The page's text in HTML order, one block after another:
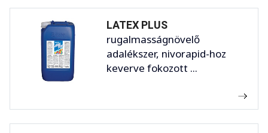
LATEX PLUS
rugalmasságnövelő
adalékszer, nivorapid-hoz
keverve fokozott ...